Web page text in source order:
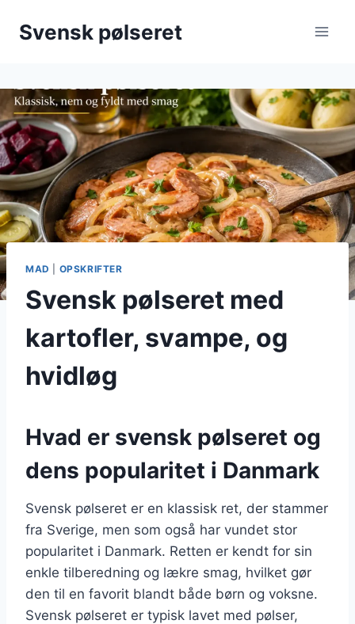
Svensk pølseret
MAD OPSKRIFTER
Svensk pølseret med
kartofler, svampe, og
hvidløg
Hvad er svensk pølseret og
dens popularitet i Danmark
Svensk pølseret er en klassisk ret, der stammer
fra Sverige, men som også har vundet stor
popularitet i Danmark. Retten er kendt for sin
enkle tilberedning og lækre smag, hvilket gør
den til en favorit blandt både børn og voksne.
Svensk pølseret er typisk lavet med pølser,